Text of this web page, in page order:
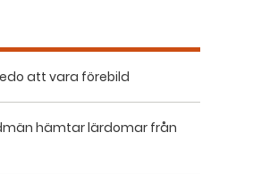
att vara förebild
hämtar lärdomar från